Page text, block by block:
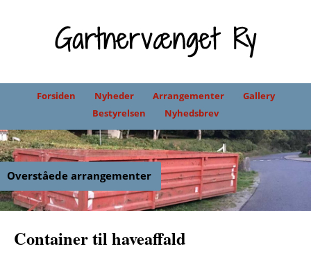
Forsiden Nyheder Arrangementer
Gallery
Bestyrelsen
Nyhedsbrev
Overståede arrangementer
Container til haveaffald